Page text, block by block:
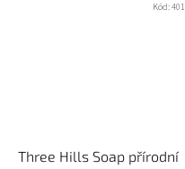
Three Hills Soap přírodní
Kód:401